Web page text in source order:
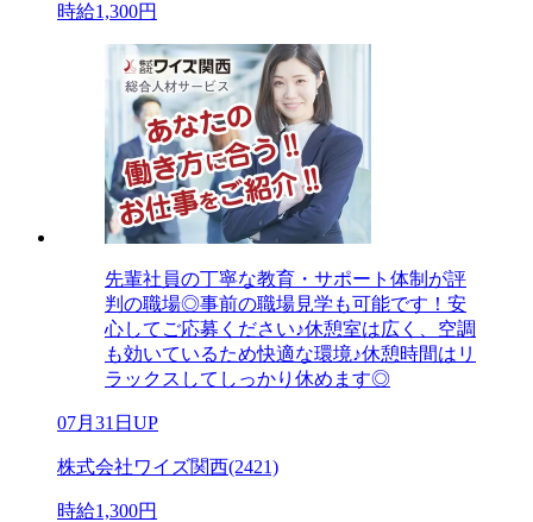
時給1,300円
先輩社員の丁寧な教育・サポート体制が評
判の職場◎事前の職場見学も可能です！安
心してご応募ください♪休憩室は広く、空調
も効いているため快適な環境♪休憩時間はリ
ラックスしてしっかり休めます◎
07月31日UP
株式会社ワイズ関西(2421)
時給1,300円